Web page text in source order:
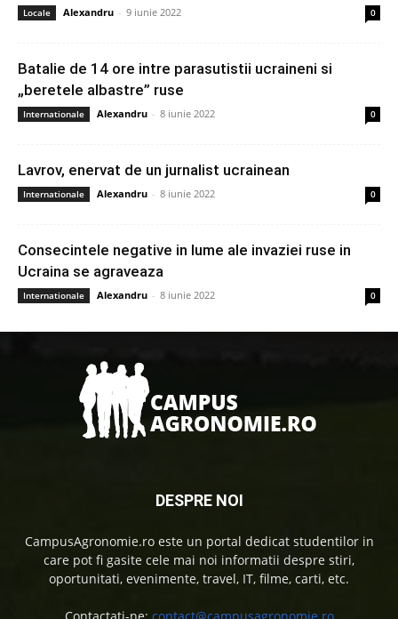
Locale Alexandru - 9 iunie 2022 0
Batalie de 14 ore intre parasutistii ucraineni si
„beretele albastre” ruse
Internationale Alexandru - 8 iunie 2022 0
Lavrov, enervat de un jurnalist ucrainean
Internationale Alexandru - 8 iunie 2022 0
Consecintele negative in lume ale invaziei ruse in
Ucraina se agraveaza
Internationale Alexandru - 8 iunie 2022 0
DESPRE NOI
CampusAgronomie.ro este un portal dedicat studentilor in
care pot fi gasite cele mai noi informatii despre stiri,
oportunitati, evenimente, travel, IT, filme, carti, etc.
Contactati-ne: contact@campusagronomie.ro